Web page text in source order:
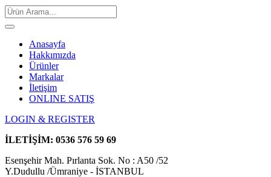
Anasayfa
Hakkımızda
Ürünler
Markalar
İletişim
ONLINE SATIŞ
LOGIN & REGISTER
İLETİŞİM: 0536 576 59 69
Esenşehir Mah. Pırlanta Sok. No : A50 /52
Y.Dudullu /Ümraniye - İSTANBUL